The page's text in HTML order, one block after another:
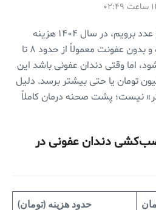
اگر بخواهیم مستقیم سراغ عدد برویم، در سال ۱۴۰۴ هزینه
عصب‌کشی یک دندان ساده و بدون عفونت معمولاً از حدود ۸ تا
اما وقتی دندان عفونی باشد این
به ۱۲ تا ۱۸ میلیون تومان یا حتی بیشتر برسد. دلیل
نیست؛ پشت صحنه درمان کاملاً
دندان عفونی در
حدود هزینه (تومان)